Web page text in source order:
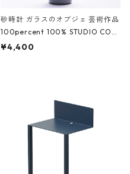
砂時計 ガラスのオブジェ 芸術作品
100percent 100% STUDIO COH
AKU Timeless 100パーセント ス
¥4,400